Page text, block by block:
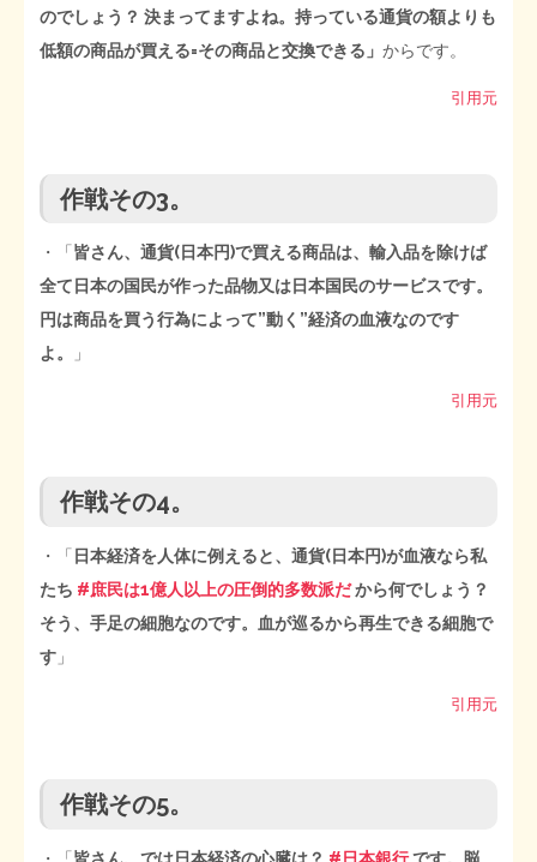
のでしょう？ 決まってますよね。持っている通貨の額よりも
低額の商品が買える=その商品と交換できる」からです。
引用元
作戦その3。
・「 皆さん、通貨(日本円)で買える商品は、輸入品を除けば
全て日本の国民が作った品物又は日本国民のサービスです。
円は商品を買う行為によって”動く”経済の血液なのです
よ。
」
引用元
作戦その4。
・「 日本経済を人体に例えると、通貨(日本円)が血液なら私
たち #庶民は1億人以上の圧倒的多数派だから何でしょう？
そう、手足の細胞なのです。血が巡るから再生できる細胞で
す 」
引用元
作戦その5。
・「 皆さん、では日本経済の心臓は？ #日本銀行です。脳